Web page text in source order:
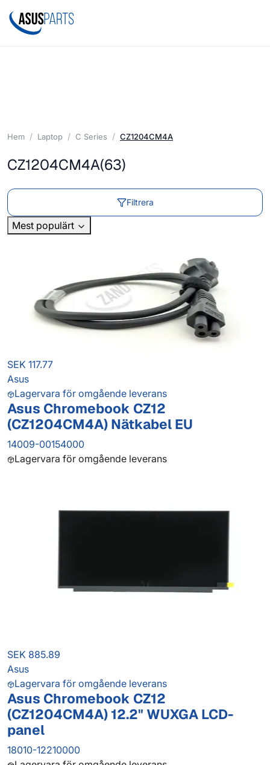
Hem Laptop C Series CZ1204CM4A
CZ1204CM4A(63)
Filtrera
Mest populärt
SEK 117.77
Asus
Lagervara för omgående leverans
Asus Chromebook CZ12
(CZ1204CM4A) Nätkabel EU
14009-00154000
Lagervara för omgående leverans
SEK 885.89
Asus
Lagervara för omgående leverans
Asus Chromebook CZ12
(CZ1204CM4A) 12.2" WUXGA LCD-
panel
18010-12210000